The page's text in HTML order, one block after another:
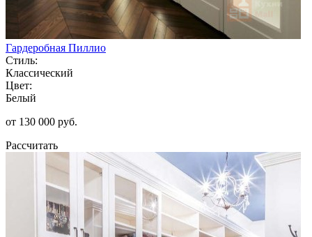
Гардеробная Пиллио
Стиль:
Классический
Цвет:
Белый
от 130 000 руб.
Рассчитать